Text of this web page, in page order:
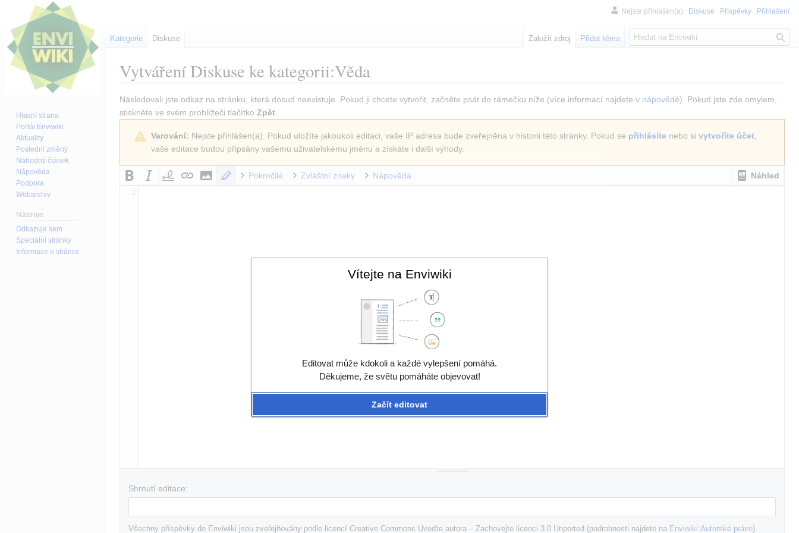
VytvářeníDiskuse ke kategorii:Věda
Skočit
na
Skočit
na
Následovali jste odkaz na stránku, která dosud neexistuje. Pokud ji chcete vytvořit, začněte psát do rámečku níže (více informací najdete v nápovědě). Pokud jste zde omylem,
stiskněte ve svém prohlížeči tlačítko Zpět.
Varování: Nejste přihlášen(a). Pokud uložíte jakoukoli editaci, vaše IP adresa bude zveřejněna v historii této stránky. Pokud se přihlásíte nebo si vytvoříte účet,
vaše editace budou připsány vašemu uživatelskému jménu a získáte i další výhody.
Náhled
Pokročilé Zvláštní znaky Nápověda
1
Shrnutí editace:
Všechny příspěvky do Enviwiki jsou zveřejňovány podle licencí Creative Commons Uveďte autora – Zachovejte licenci 3.0 Unported (podrobnosti najdete na Enviwiki:Autorské právo).
Nejste přihlášen(a) Diskuse Příspěvky Přihlášení
Kategorie Diskuse Založit zdroj Přidat téma
H
l
á
n
í
Hlavní strana
Portál Enviwiki
Aktuality
Poslední změny
Náhodný článek
Nápověda
Podpora
Webarchiv
Nástroje
Odkazuje sem
Speciální stránky
Informace o stránce
Vítejte na Enviwiki
Editovat může kdokoli a každé vylepšení pomáhá.
Děkujeme, že světu pomáháte objevovat!
Začít editovat